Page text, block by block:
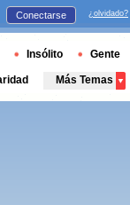
Conectarse ¿olvidado?
Insólito Gente
Más Temas